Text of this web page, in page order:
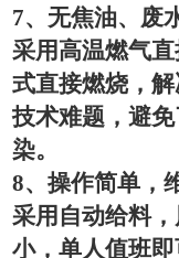
7、无焦油、废
采用高温燃气
式直接燃烧，
技术难题，避
染。
8、操作简单，
采用自动给料
小，单人值班即